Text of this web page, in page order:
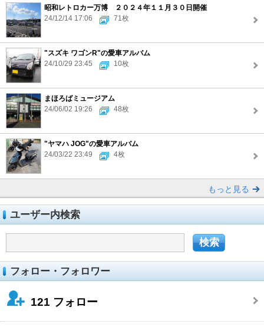
昭和レトロカー万博 ２０２４年１１月３０日開催
24/12/14 17:06
71枚
"スズキ ワゴンR"の愛車アルバム
24/10/29 23:45
10枚
まほろばミュージアム
24/06/02 19:26
48枚
"ヤマハ JOG"の愛車アルバム
24/03/22 23:49
4枚
もっと見る
ユーザー内検索
フォロー・フォロワー
121 フォロー